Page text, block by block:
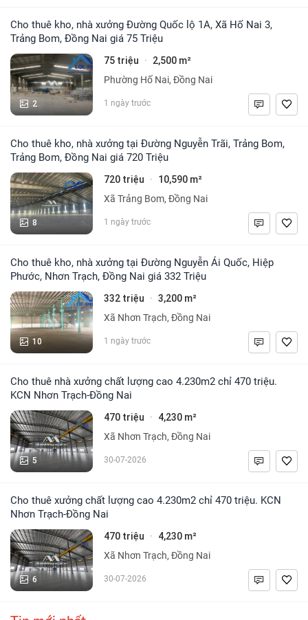
Cho thuê kho, nhà xưởng Đường Quốc lộ 1A, Xã Hố Nai 3,
Trảng Bom, Đồng Nai giá 75 Triệu
2
75 triệu · 2,500 m²
Phường Hố Nai, Đồng Nai
1 ngày trước
Cho thuê kho, nhà xưởng tại Đường Nguyễn Trãi, Trảng Bom,
Trảng Bom, Đồng Nai giá 720 Triệu
8
720 triệu · 10,590 m²
Xã Trảng Bom, Đồng Nai
1 ngày trước
Cho thuê kho, nhà xưởng tại Đường Nguyễn Ái Quốc, Hiệp
Phước, Nhơn Trạch, Đồng Nai giá 332 Triệu
10
332 triệu · 3,200 m²
Xã Nhơn Trạch, Đồng Nai
1 ngày trước
Cho thuê nhà xưởng chất lượng cao 4.230m2 chỉ 470 triệu.
KCN Nhơn Trạch-Đồng Nai
5
470 triệu · 4,230 m²
Xã Nhơn Trạch, Đồng Nai
30-07-2026
Cho thuê xưởng chất lượng cao 4.230m2 chỉ 470 triệu. KCN
Nhơn Trạch-Đồng Nai
6
470 triệu · 4,230 m²
Xã Nhơn Trạch, Đồng Nai
30-07-2026